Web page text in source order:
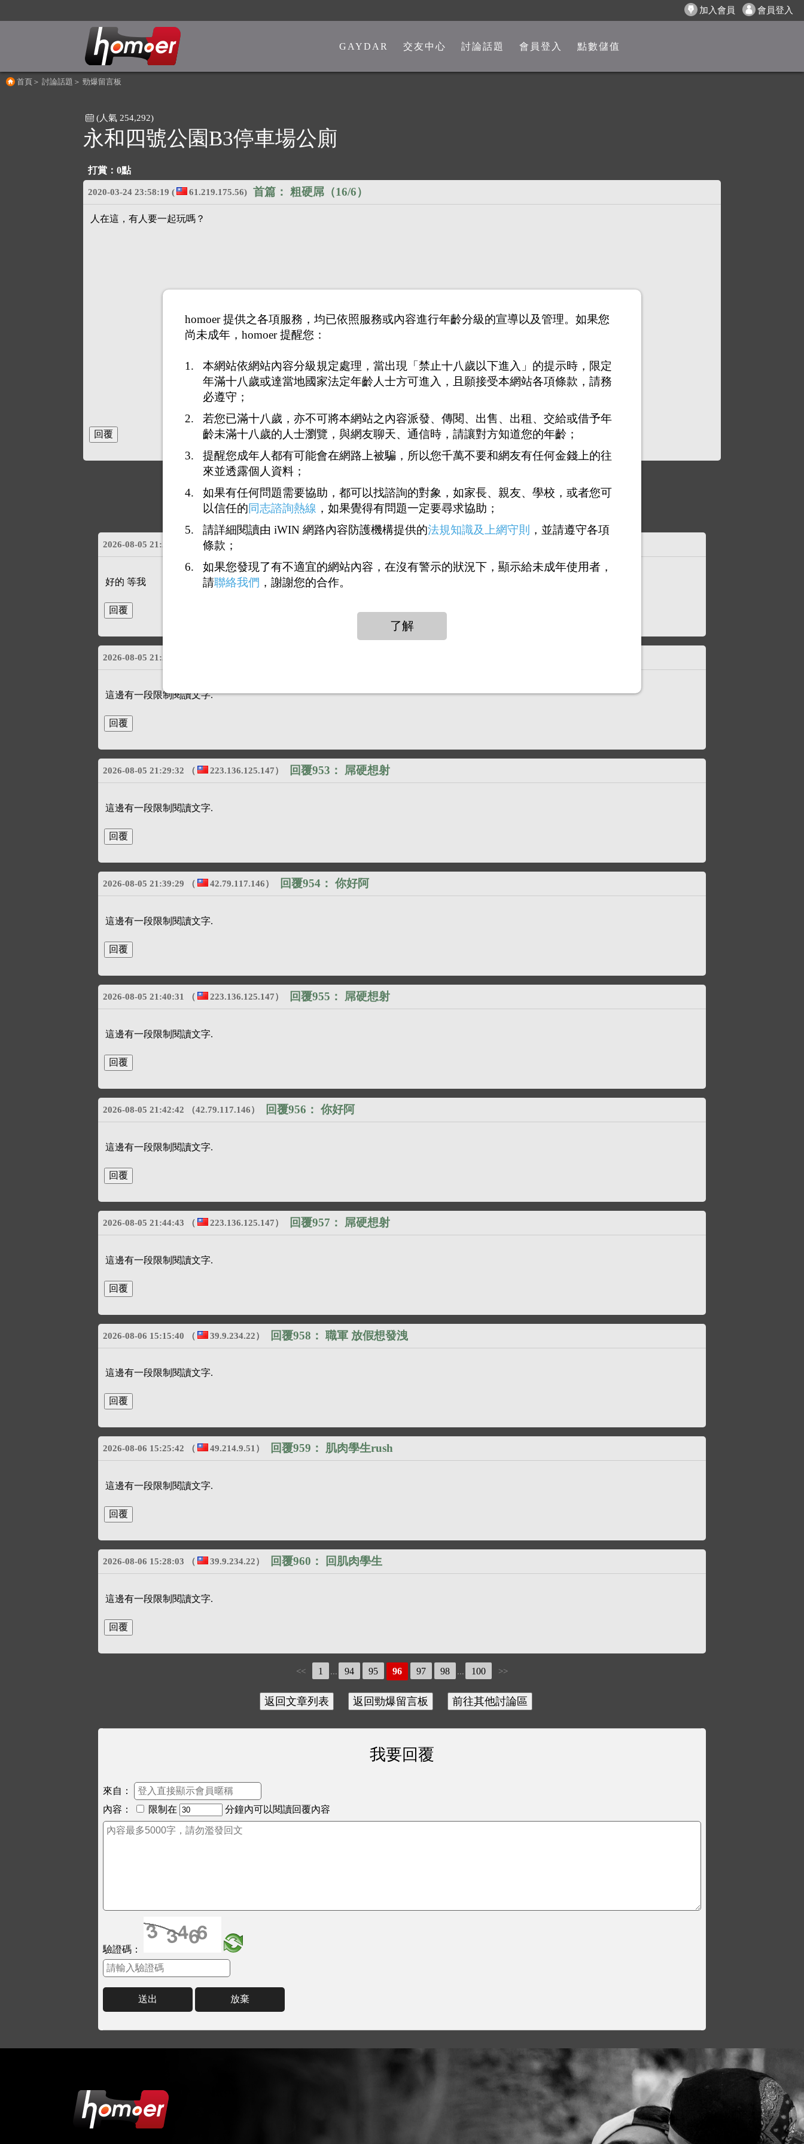
加入會員 會員登入
GAYDAR 交友中心 討論話題 會員登入 點數儲值
首頁 ＞ 討論話題 ＞ 勁爆留言板
(人氣 254,292)
永和四號公園B3停車場公廁
打賞：0點
首篇：粗硬屌（16/6）
2020-03-24 23:58:19 ( 61.219.175.56)
人在這，有人要一起玩嗎？
<< 1 ... 94 95 96 97 98 ... 100
2026-08-05 21:25:36 42.79.117.146
好的 等我
2026-08-05 21:25:49
這邊有一段限制閱讀文字.
回覆953： 屌硬想射
2026-08-05 21:29:32 （ 223.136.125.147）
這邊有一段限制閱讀文字.
回覆954： 你好阿
2026-08-05 21:39:29 （ 42.79.117.146）
這邊有一段限制閱讀文字.
回覆955： 屌硬想射
2026-08-05 21:40:31 （ 223.136.125.147）
這邊有一段限制閱讀文字.
回覆956： 你好阿
2026-08-05 21:42:42 （42.79.117.146）
這邊有一段限制閱讀文字.
回覆957： 屌硬想射
2026-08-05 21:44:43 （ 223.136.125.147）
這邊有一段限制閱讀文字.
回覆958： 職軍 放假想發洩
2026-08-06 15:15:40 （ 39.9.234.22）
這邊有一段限制閱讀文字.
回覆959： 肌肉學生rush
2026-08-06 15:25:42 （ 49.214.9.51）
這邊有一段限制閱讀文字.
回覆960： 回肌肉學生
2026-08-06 15:28:03 （ 39.9.234.22）
這邊有一段限制閱讀文字.
<< 1 ... 94 95 96 97 98 ... 100 >>
我要回覆
來自：
內容：
限制在 分鐘內可以閱讀回覆內容
驗證碼：
送出 放棄
homoer 提供之各項服務，均已依照服務或內容進行年齡分級的宣導以及管理。如果您
尚未成年，homoer 提醒您：
本網站依網站內容分級規定處理，當出現「禁止十八歲以下進入」的提示時，限定
年滿十八歲或達當地國家法定年齡人士方可進入，且願接受本網站各項條款，請務
必遵守；
若您已滿十八歲，亦不可將本網站之內容派發、傳閱、出售、出租、交給或借予年
齡未滿十八歲的人士瀏覽，與網友聊天、通信時，請讓對方知道您的年齡；
提醒您成年人都有可能會在網路上被騙，所以您千萬不要和網友有任何金錢上的往
來並透露個人資料；
如果有任何問題需要協助，都可以找諮詢的對象，如家長、親友、學校，或者您可
以信任的同志諮詢熱線 ，如果覺得有問題一定要尋求協助；
請詳細閱讀由 iWIN 網路內容防護機構提供的法規知識及上網守則
，並請遵守各項
條款；
如果您發現了有不適宜的網站內容，在沒有警示的狀況下，顯示給未成年使用者，
請聯絡我們 ，謝謝您的合作。